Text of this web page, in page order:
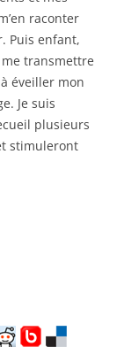
raconter
Puis enfant,
transmettre
éveiller mon
Je suis
plusieurs
stimuleront